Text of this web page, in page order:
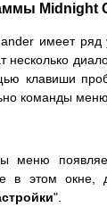
Midnight
имеет ряд
несколько
клавиши
команды меню
меню
в этом окне,
".